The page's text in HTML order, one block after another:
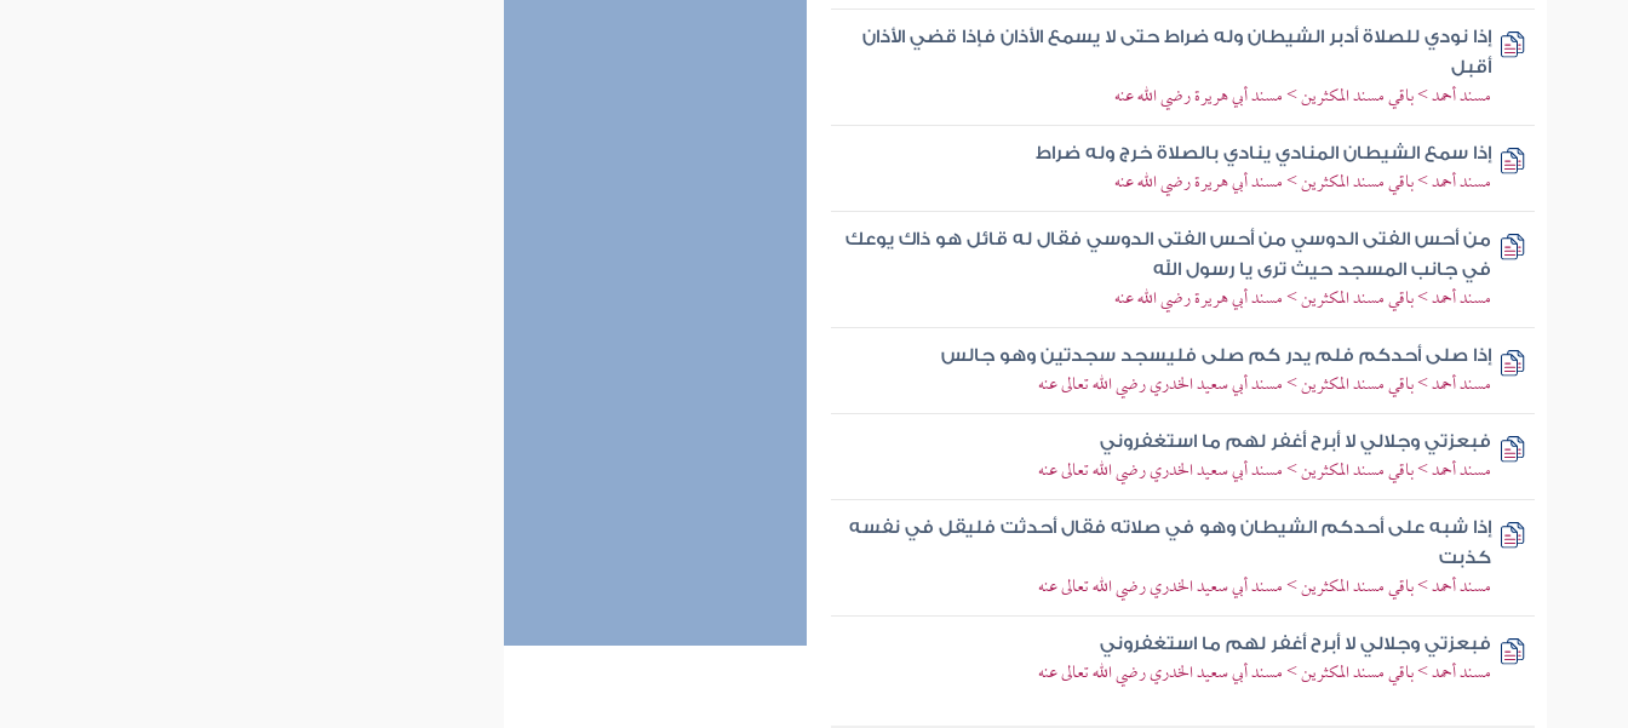
إذا نودي للصلاة أدبر الشيطان وله ضراط حتى لا يسمع الأذان فإذا قضي الأذان
أقبل
مسند أحمد > باقي مسند المكثرين > مسند أبي هريرة رضي الله عنه
إذا سمع الشيطان المنادي ينادي بالصلاة خرج وله ضراط
مسند أحمد > باقي مسند المكثرين > مسند أبي هريرة رضي الله عنه
من أحس الفتى الدوسي من أحس الفتى الدوسي فقال له قائل هو ذاك يوعك
في جانب المسجد حيث ترى يا رسول الله
مسند أحمد > باقي مسند المكثرين > مسند أبي هريرة رضي الله عنه
إذا صلى أحدكم فلم يدر كم صلى فليسجد سجدتين وهو جالس
مسند أحمد > باقي مسند المكثرين > مسند أبي سعيد الخدري رضي الله تعالى عنه
فبعزتي وجلالي لا أبرح أغفر لهم ما استغفروني
مسند أحمد > باقي مسند المكثرين > مسند أبي سعيد الخدري رضي الله تعالى عنه
إذا شبه على أحدكم الشيطان وهو في صلاته فقال أحدثت فليقل في نفسه
كذبت
مسند أحمد > باقي مسند المكثرين > مسند أبي سعيد الخدري رضي الله تعالى عنه
فبعزتي وجلالي لا أبرح أغفر لهم ما استغفروني
مسند أحمد > باقي مسند المكثرين > مسند أبي سعيد الخدري رضي الله تعالى عنه